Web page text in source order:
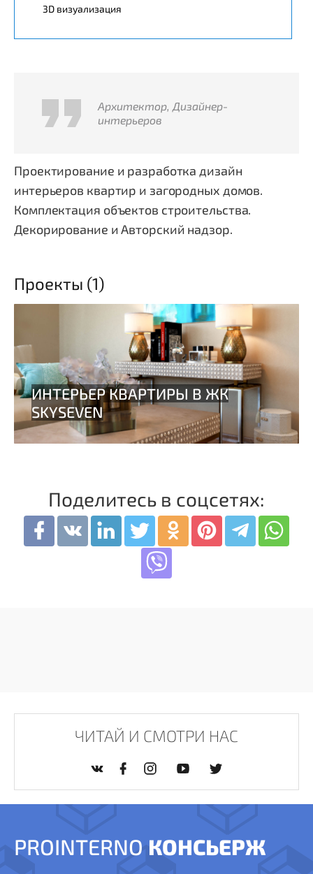
3D визуализация
Архитектор, Дизайнер-
интерьеров
Проектирование и разработка дизайн
интерьеров квартир и загородных домов.
Комплектация объектов строительства.
Декорирование и Авторский надзор.
Проекты (1)
Поделитесь в соцсетях:
ЧИТАЙ И СМОТРИ НАС
PROINTERNO КОНСЬЕРЖ